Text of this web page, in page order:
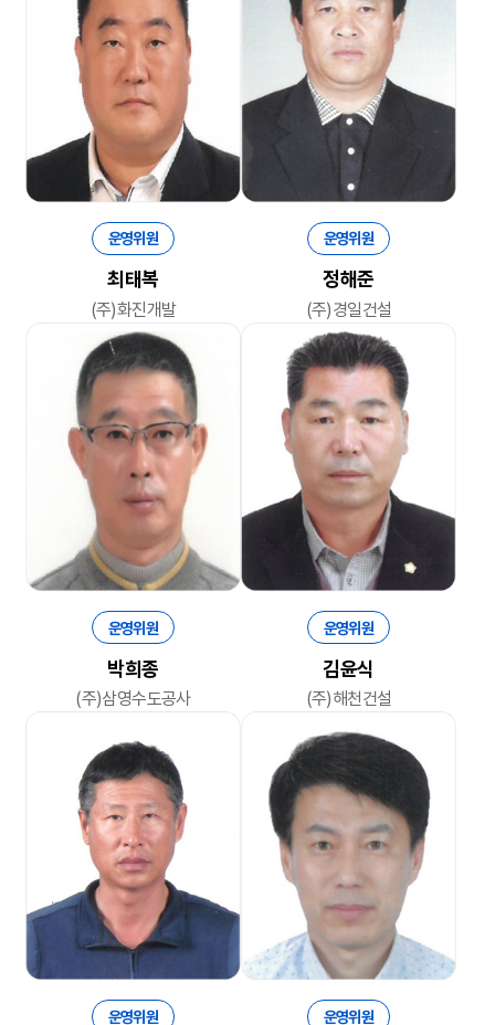
운영위원
최태복
(주)화진개발
운영위원
정해준
(주)경일건설
운영위원
박희종
(주)삼영수도공사
운영위원
김윤식
(주)해천건설
운영위원 운영위원